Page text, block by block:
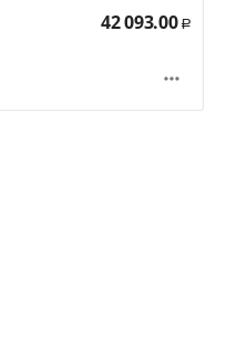
42 093.00 Р
